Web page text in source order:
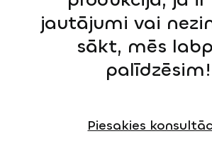
jautājumi vai
sākt, mēs
palīdzēsim!
Piesakies